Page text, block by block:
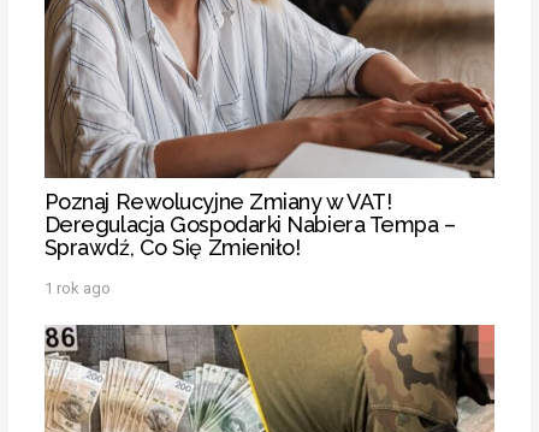
Poznaj Rewolucyjne Zmiany w VAT!
Deregulacja Gospodarki Nabiera Tempa –
Sprawdź, Co Się Zmieniło!
1 rok ago